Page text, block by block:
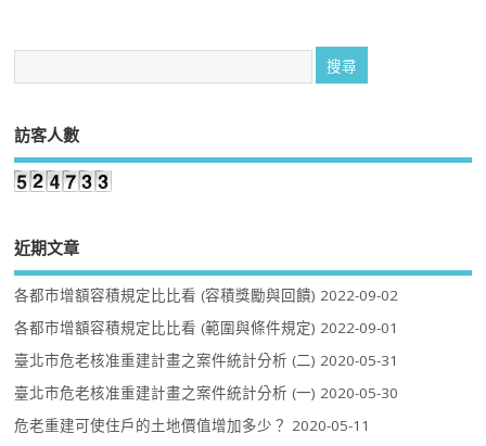
訪客人數
近期文章
各都市增額容積規定比比看 (容積獎勵與回饋) 2022-09-02
各都市增額容積規定比比看 (範圍與條件規定) 2022-09-01
臺北市危老核准重建計畫之案件統計分析 (二) 2020-05-31
臺北市危老核准重建計畫之案件統計分析 (一) 2020-05-30
危老重建可使住戶的土地價值增加多少？ 2020-05-11